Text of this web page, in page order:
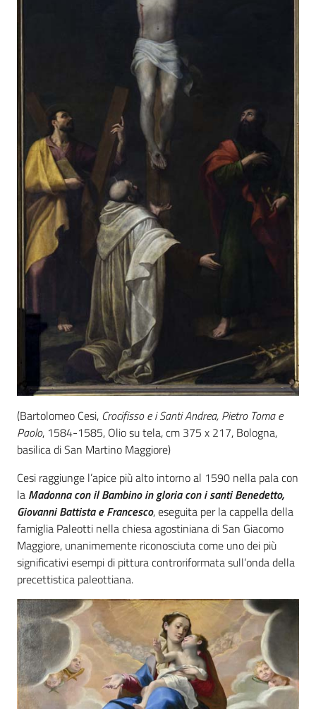
(Bartolomeo Cesi, Crocifisso e i Santi Andrea, Pietro Toma e
Paolo, 1584-1585, Olio su tela, cm 375 x 217, Bologna,
basilica di San Martino Maggiore)
Cesi raggiunge l’apice più alto intorno al 1590 nella pala con
la Madonna con il Bambino in gloria con i santi Benedetto,
Giovanni Battista e Francesco, eseguita per la cappella della
famiglia Paleotti nella chiesa agostiniana di San Giacomo
Maggiore, unanimemente riconosciuta come uno dei più
significativi esempi di pittura controriformata sull’onda della
precettistica paleottiana.